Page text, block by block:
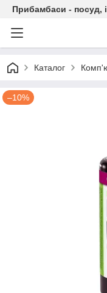
Прибамбаси - посуд,
Каталог
–10%